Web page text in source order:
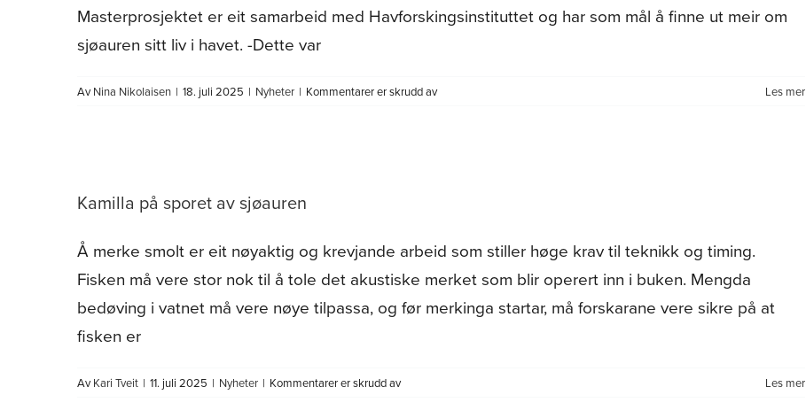
Masterprosjektet er eit samarbeid med Havforskingsinstituttet og har som mål å finne ut meir om
sjøauren sitt liv i havet. -Dette var
AvNina Nikolaisen | 18. juli 2025 | Nyheter | Kommentarer er skrudd avfor
Les mer
Kamilla på sporet av sjøauren
Å merke smolt er eit nøyaktig og krevjande arbeid som stiller høge krav til teknikk og timing.
Fisken må vere stor nok til å tole det akustiske merket som blir operert inn i buken. Mengda
bedøving i vatnet må vere nøye tilpassa, og før merkinga startar, må forskarane vere sikre på at
fisken er
AvKari Tveit | 11. juli 2025 | Nyheter | Kommentarer er skrudd avfor
Les mer